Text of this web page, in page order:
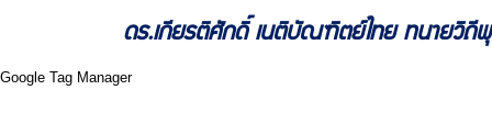
ดร.เกียรติศักดิ์ เนติบัณฑิตย์ไทย ทนายวิถีพุ
Google Tag Manager